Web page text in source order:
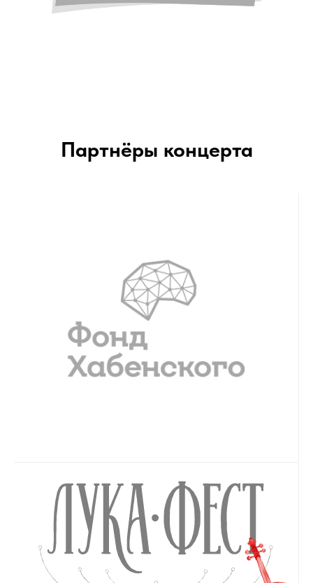
Партнёры концерта